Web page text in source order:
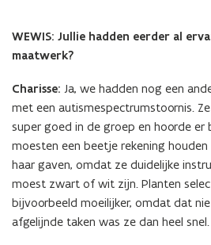
WEWIS: Jullie hadden eerder al
maatwerk?
Charisse: Ja, we hadden nog een
met een autismespectrumstoornis.
super goed in de groep en hoorde er
moesten een beetje rekening
haar gaven, omdat ze duidelijke
moest zwart of wit zijn. Planten
bijvoorbeeld moeilijker, omdat dat
afgelijnde taken was ze dan heel snel.